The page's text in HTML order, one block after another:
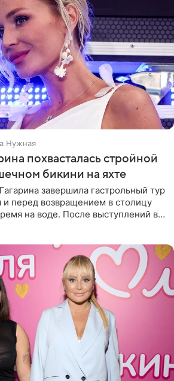
Нужная
похвасталась стройной
бикини на яхте
завершила гастрольный тур
перед возвращением в столицу
на воде. После выступлений в